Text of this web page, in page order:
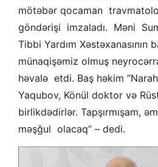
mötəbər qocaman
göndərişi imzaladı. Məni
Tibbi Yardım Xəstəxanasının
münaqişəmiz olmuş
həvalə etdi. Baş həkim
Yaqubov, Könül doktor və
birlikdədirlər. Tapşırmışam,
məşğul olacaq” – dedi.